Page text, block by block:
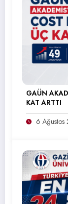
GAÜN
KAT ARTTI
6